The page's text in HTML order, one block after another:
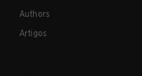
Authors
Artigos